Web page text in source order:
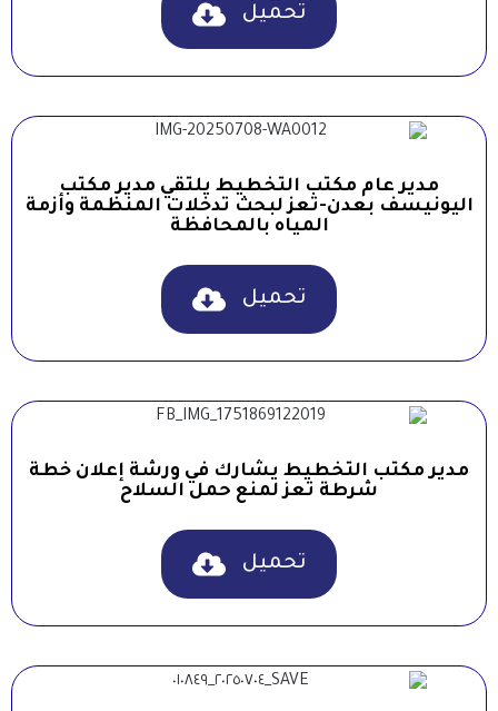
تحميل
مدير عام مكتب التخطيط يلتقي مدير مكتب
اليونيسف بعدن-تعز لبحث تدخلات المنظمة وأزمة
المياه بالمحافظة
تحميل
مدير مكتب التخطيط يشارك في ورشة إعلان خطة
شرطة تعز لمنع حمل السلاح
تحميل